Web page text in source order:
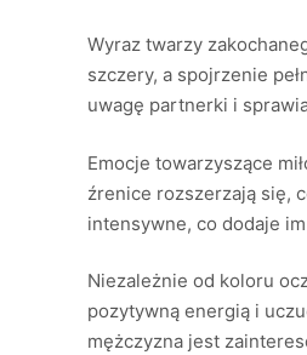
Wyraz twarzy
szczery, a spojrzenie
uwagę partnerki i
Emocje towarzyszące
źrenice rozszerzają się,
intensywne, co dodaje
Niezależnie od koloru
pozytywną energią i
mężczyzna jest